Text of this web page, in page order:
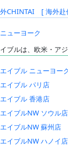
CHINTAI [ 海外赴
ニューヨーク
ブルは、欧米・ア
エイブル ニューヨー
エイブル パリ店
エイブル 香港店
エイブルNW ソウル店
エイブルNW 蘇州店
エイブルNW ハノイ店